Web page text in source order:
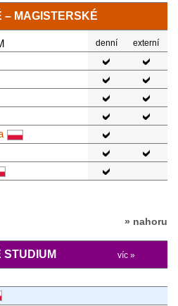
– MAGISTERSKÉ
denní externí
» nahoru
STUDIUM víc »